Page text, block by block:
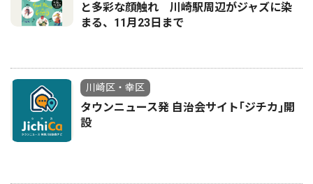
と多彩な顔触れ 川崎駅周辺がジャズに染
まる、11月23日まで
川崎区・幸区
タウンニュース発 自治会サイト｢ジチカ｣開
設